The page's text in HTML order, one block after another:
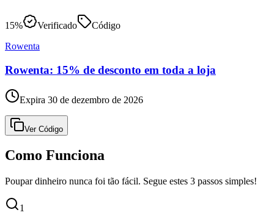
15% Verificado
Código
Rowenta
Rowenta: 15% de desconto em toda a loja
Expira 30 de dezembro de 2026
Ver Código
Como Funciona
Poupar dinheiro nunca foi tão fácil. Segue estes 3 passos simples!
1